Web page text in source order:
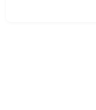
居，为湘赣两省相交处